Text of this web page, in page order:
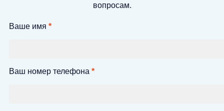
вопросам.
Ваше имя *
Ваш номер телефона *